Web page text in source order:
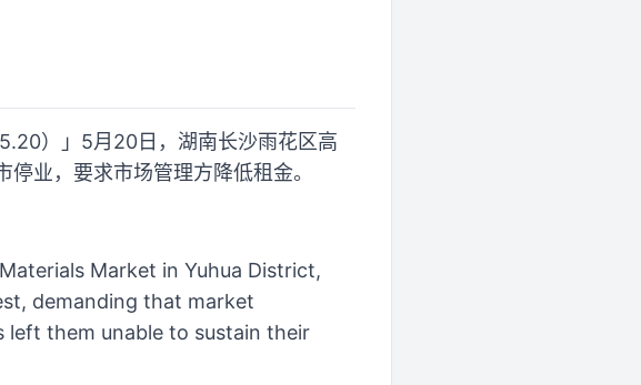
）」5月20日，湖南长沙雨花区高
业，要求市场管理方降低租金。
Market in Yuhua District,
demanding that market
left them unable to sustain their